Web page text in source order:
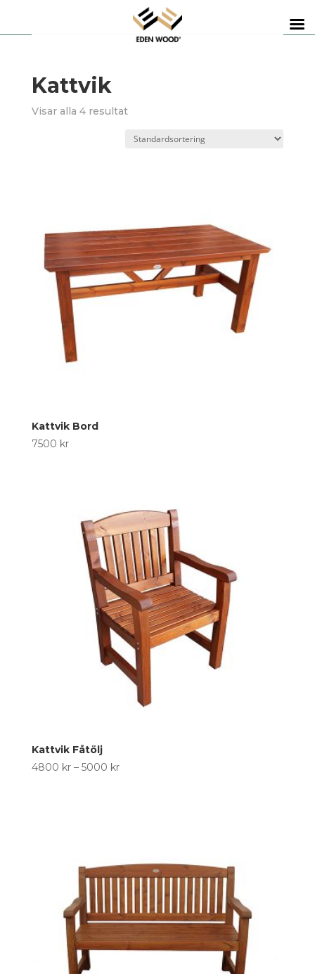
Kattvik
Visar alla 4 resultat
Kattvik Bord
7500 kr
Kattvik Fåtölj
4800 kr – 5000 krPrice